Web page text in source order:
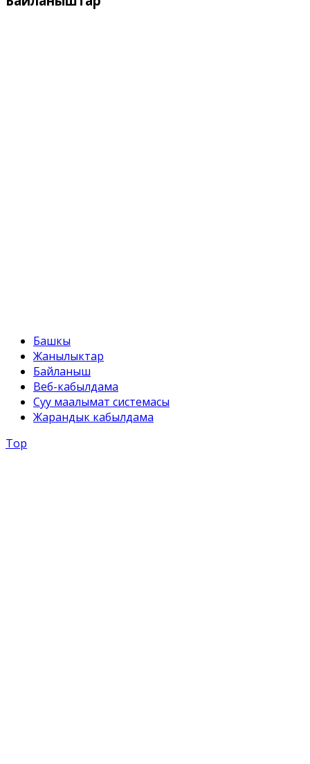
Башкы
Жанылыктар
Байланыш
Веб-кабылдама
Суу маалымат системасы
Жарандык кабылдама
Top